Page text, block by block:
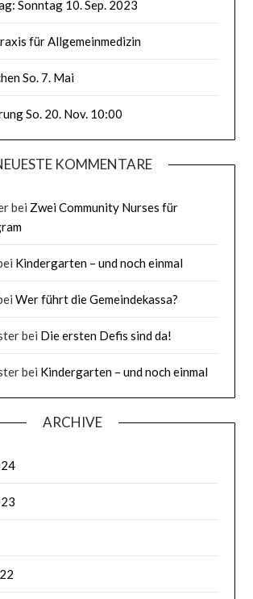
Sonntag 10. Sep. 2023
für Allgemeinmedizin
So. 7. Mai
So. 20. Nov. 10:00
KOMMENTARE
bei Zwei Community Nurses für
Kindergarten – und noch einmal
Wer führt die Gemeindekassa?
bei Die ersten Defis sind da!
bei Kindergarten – und noch einmal
ARCHIVE